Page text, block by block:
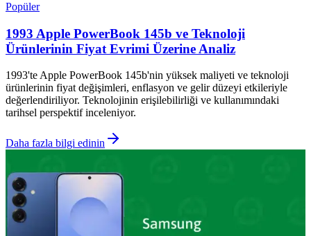
Popüler
1993 Apple PowerBook 145b ve Teknoloji
Ürünlerinin Fiyat Evrimi Üzerine Analiz
1993'te Apple PowerBook 145b'nin yüksek maliyeti ve teknoloji
ürünlerinin fiyat değişimleri, enflasyon ve gelir düzeyi etkileriyle
değerlendiriliyor. Teknolojinin erişilebilirliği ve kullanımındaki
tarihsel perspektif inceleniyor.
Daha fazla bilgi edinin